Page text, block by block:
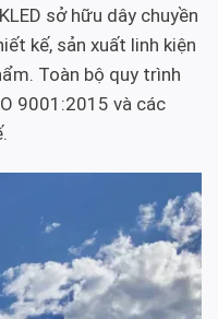
sở hữu dây chuyền
kế, sản xuất linh kiện
Toàn bộ quy trình
9001:2015 và các